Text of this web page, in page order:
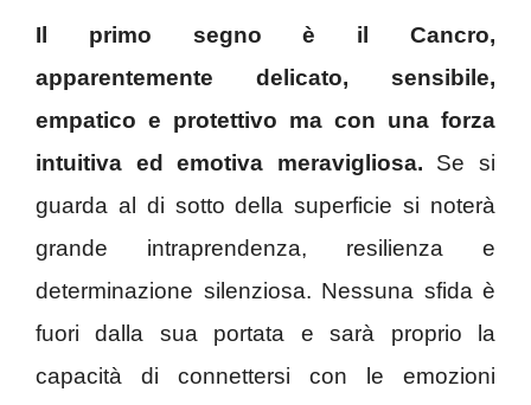
Il primo segno è il Cancro,
apparentemente delicato, sensibile,
empatico e protettivo ma con una forza
intuitiva ed emotiva meravigliosa. Se si
guarda al di sotto della superficie si noterà
grande intraprendenza, resilienza e
determinazione silenziosa. Nessuna sfida è
fuori dalla sua portata e sarà proprio la
capacità di connettersi con le emozioni